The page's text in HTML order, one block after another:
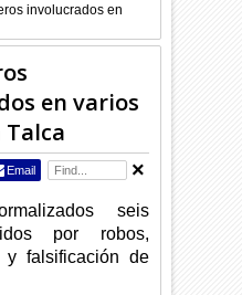
involucrados en
en varios
Email
seis
por robos,
y falsificación de